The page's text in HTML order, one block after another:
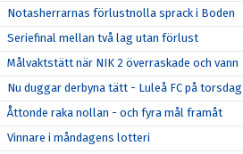
Notasherrarnas förlustnolla sprack i Boden
Seriefinal mellan två lag utan förlust
Målvaktstätt när NIK 2 överraskade och vann
Nu duggar derbyna tätt - Luleå FC på torsdag
Åttonde raka nollan - och fyra mål framåt
Vinnare i måndagens lotteri